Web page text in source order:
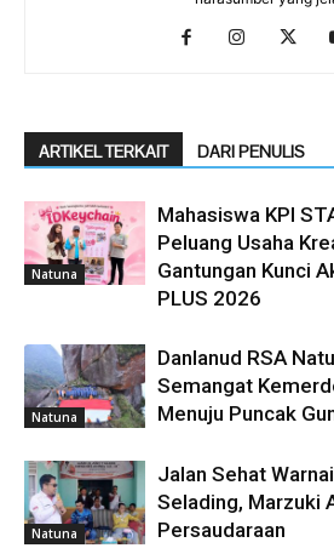
ARTIKEL TERKAIT DARI PENULIS
Natuna
Mahasiswa KPI
Peluang Usaha
Gantungan Kunci
PLUS 2026
Natuna
Danlanud RSA
Semangat
Menuju Puncak
Natuna
Jalan Sehat
Selading, Marzuki
Persaudaraan